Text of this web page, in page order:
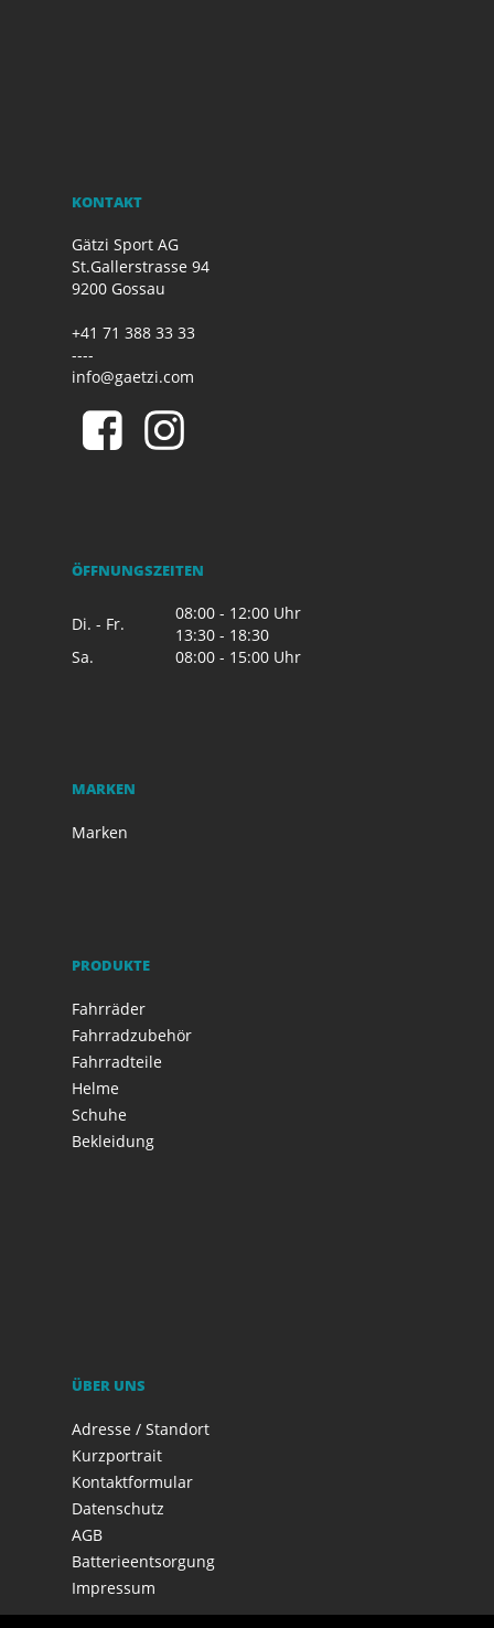
KONTAKT
Gätzi Sport AG
St.Gallerstrasse 94
9200 Gossau
+41 71 388 33 33
----
info@gaetzi.com
ÖFFNUNGSZEITEN
Di. - Fr.
08:00 - 12:00 Uhr
13:30 - 18:30
Sa.
08:00 - 15:00 Uhr
MARKEN
Marken
PRODUKTE
Fahrräder
Fahrradzubehör
Fahrradteile
Helme
Schuhe
Bekleidung
ÜBER UNS
Adresse / Standort
Kurzportrait
Kontaktformular
Datenschutz
AGB
Batterieentsorgung
Impressum